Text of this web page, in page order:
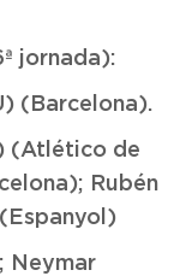
jornada):
(Barcelona).
(Atlético de
Rubén
Neymar